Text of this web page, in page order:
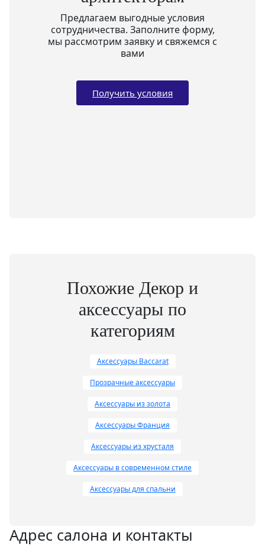
Предлагаем выгодные условия
сотрудничества. Заполните форму,
мы рассмотрим заявку и свяжемся с
вами
Получить условия
Похожие Декор и
аксессуары по
категориям
Аксессуары Baccarat
Прозрачные аксессуары
Аксессуары из золота
Аксессуары Франция
Аксессуары из хрусталя
Аксессуары в современном стиле
Аксессуары для спальни
Адрес салона и контакты